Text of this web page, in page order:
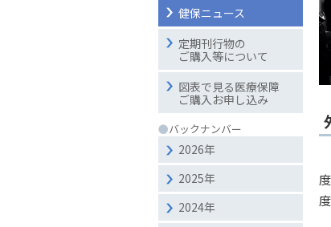
健保ニュース
定期刊行物の
ご購入等について
図表で見る医療保障
ご購入お申し込み
●バックナンバー
2026年
2025年
2024年